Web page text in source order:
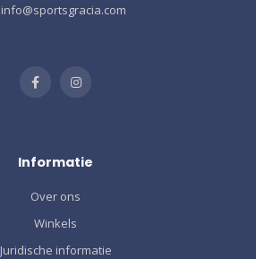
info@sportsgracia.com
Informatie
Over ons
Winkels
Juridische informatie